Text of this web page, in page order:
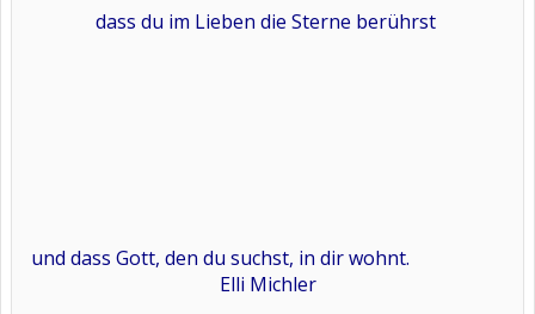
dass du im Lieben die Sterne berührst
und dass Gott, den du suchst, in dir wohnt.
Elli Michler